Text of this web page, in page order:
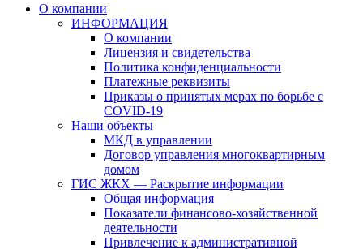
О компании
ИНФОРМАЦИЯ
О компании
Лицензия и свидетельства
Политика конфиденциальности
Платежные реквизиты
Приказы о принятых мерах по борьбе с
COVID-19
Наши объекты
МКД в управлении
Договор управления многоквартирным
домом
ГИС ЖКХ — Раскрытие информации
Общая информация
Показатели финансово-хозяйственной
деятельности
Привлечение к административной